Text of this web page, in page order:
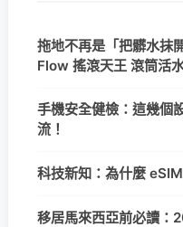
拖地不再是「把髒水抹
Flow 搖滾天王 滾筒活
手機安全健檢：這幾個
流！
科技新知：為什麼
移居馬來西亞前必讀：